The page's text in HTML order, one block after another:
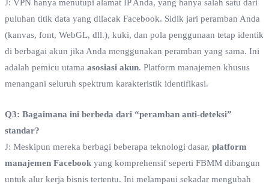
J: VPN hanya menutupi alamat IP Anda, yang hanya salah satu dari
puluhan titik data yang dilacak Facebook. Sidik jari peramban Anda
(kanvas, font, WebGL, dll.), kuki, dan pola penggunaan tetap identik
di berbagai akun jika Anda menggunakan peramban yang sama. Ini
adalah pemicu utama asosiasi akun. Platform manajemen khusus
menangani seluruh spektrum karakteristik identifikasi.
Q3: Bagaimana ini berbeda dari “peramban anti-deteksi”
standar?
J: Meskipun mereka berbagi beberapa teknologi dasar, platform
manajemen Facebook yang komprehensif seperti FBMM dibangun
untuk alur kerja bisnis tertentu. Ini melampaui sekadar mengubah